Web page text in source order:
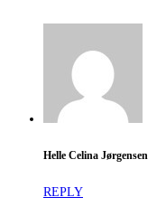
Helle Celina Jørgensen
REPLY